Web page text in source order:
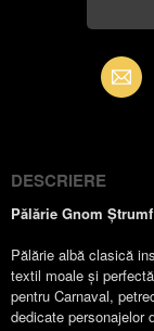
Email
DESCRIERE
Pălărie Gnom
Pălărie albă clasică
textil moale și
pentru Carnaval,
dedicate personajelor